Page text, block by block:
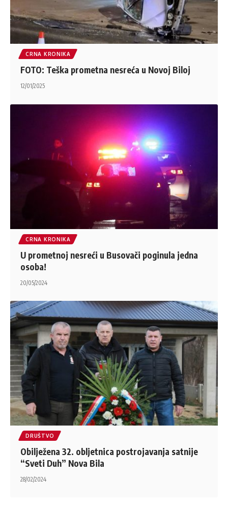
CRNA KRONIKA
FOTO: Teška prometna nesreća u Novoj Biloj
12/01/2025
CRNA KRONIKA
U prometnoj nesreći u Busovači poginula jedna
osoba!
20/05/2024
DRUŠTVO
Obilježena 32. obljetnica postrojavanja satnije
“Sveti Duh” Nova Bila
28/02/2024